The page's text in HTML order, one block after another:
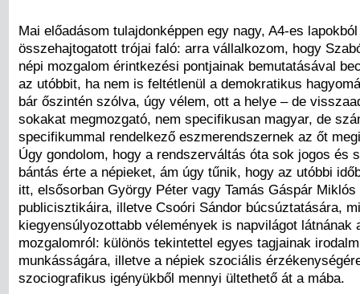
Mai előadásom tulajdonképpen egy nagy, A4-es lapokból
összehajtogatott trójai faló: arra vállalkozom, hogy
népi mozgalom érintkezési pontjainak bemutatásával
az utóbbit, ha nem is feltétlenül a demokratikus
bár őszintén szólva, úgy vélem, ott a helye – de
sokakat megmozgató, nem specifikusan magyar, de
specifikummal rendelkező eszmerendszernek az őt
Úgy gondolom, hogy a rendszerváltás óta sok jogos és
bántás érte a népieket, ám úgy tűnik, hogy az utóbbi
itt, elsősorban György Péter vagy Tamás Gáspár Miklós
publicisztikáira, illetve Csoóri Sándor búcsúztatására,
kiegyensúlyozottabb vélemények is napvilágot látnának
mozgalomról: különös tekintettel egyes tagjainak
munkásságára, illetve a népiek szociális
szociografikus igényükből mennyi ültethető át a mába.